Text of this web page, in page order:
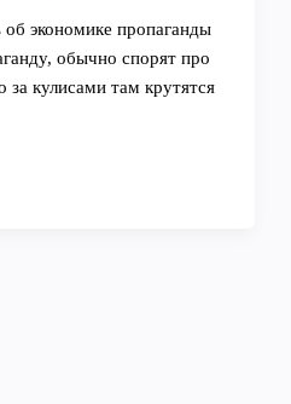
экономике пропаганды
обычно спорят про
кулисами там крутятся